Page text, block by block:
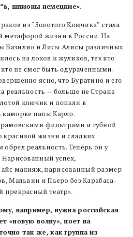
шпионы немецкие».
из “Золотого Ключика” стала
метафорой жизни в России. На
Базилио и Лисы Алисы различных
на лохов и жуликов, тех кто
кто не смог быть одураченными.
ясно, что Буратино и его
реальность — больше не Страна
ключик и попали в
каморке папы Карло.
фильтрами и губной
жизни и сладких
реальность. Теперь он у
Нарисованный успех,
макияж, нарисованный размер
Мальвин и Пьеро без Карабаса-
прекрасный театр».
например, нужна российская
«новую волну», поет на
так же, как группа из